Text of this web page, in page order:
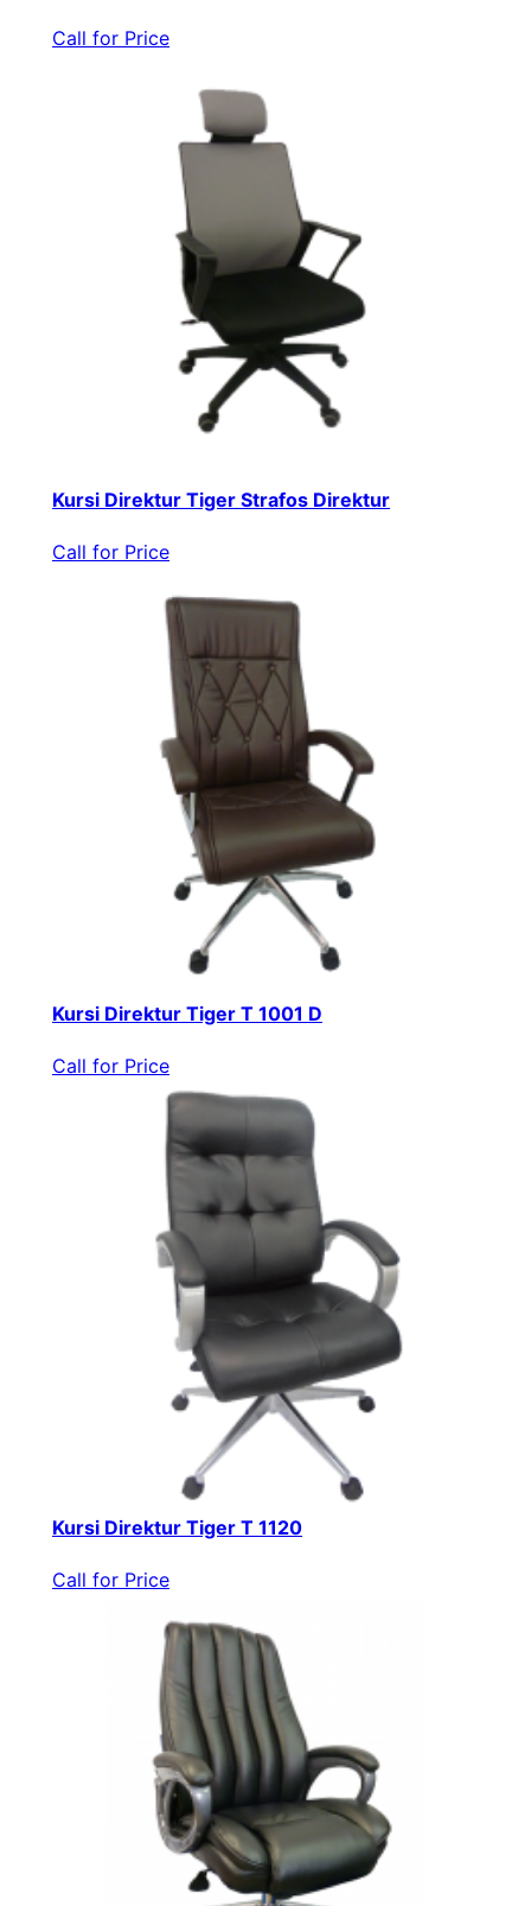
Call for Price
Kursi Direktur Tiger Strafos Direktur
Call for Price
Kursi Direktur Tiger T 1001 D
Call for Price
Kursi Direktur Tiger T 1120
Call for Price